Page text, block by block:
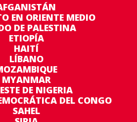
EN ORIENTE MEDIO
DE PALESTINA
ETIOPÍA
HAITÍ
LÍBANO
MYANMAR
DE NIGERIA
DEL CONGO
SAHEL